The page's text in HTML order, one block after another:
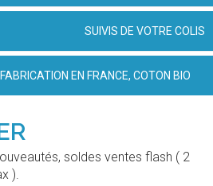
SUIVIS DE VOTRE COLIS
FABRICATION EN FRANCE, COTON BIO
soldes ventes flash ( 2
).